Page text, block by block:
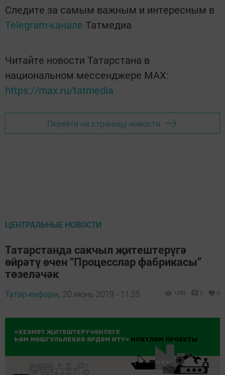
Следите за самым важным и интересным в
Telegram-канале Татмедиа
Читайте новости Татарстана в
национальном мессенджере MАХ:
https://max.ru/tatmedia
Перейти на страницу новости
ЦЕНТРАЛЬНЫЕ НОВОСТИ
Татарстанда сакчыл җитештерүгә
өйрәтү өчен “Процесслар фабрикасы”
төзеләчәк
Татар-информ, 20 июнь 2019 - 11:35 1359 0 0